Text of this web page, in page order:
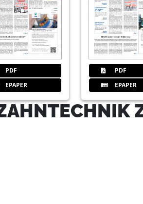
PDF
EPAPER
PDF
EPAPER